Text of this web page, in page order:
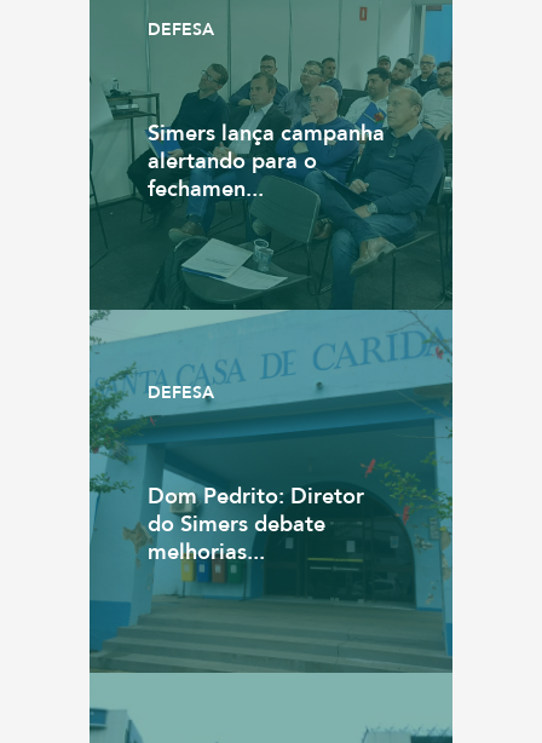
DEFESA
Simers lança campanha
alertando para o
fechamen...
DEFESA
Dom Pedrito: Diretor
do Simers debate
melhorias...